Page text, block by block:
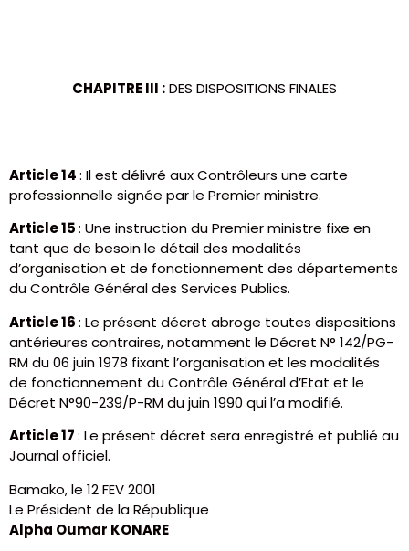
CHAPITRE III :DES DISPOSITIONS FINALES
Article 14: Il est délivré aux Contrôleurs une carte
professionnelle signée par le Premier ministre.
Article 15: Une instruction du Premier ministre fixe en
tant que de besoin le détail des modalités
d’organisation et de fonctionnement des départements
du Contrôle Général des Services Publics.
Article 16: Le présent décret abroge toutes dispositions
antérieures contraires, notamment le Décret N° 142/PG-
RM du 06 juin 1978 fixant l’organisation et les modalités
de fonctionnement du Contrôle Général d’Etat et le
Décret N°90-239/P-RM du juin 1990 qui l’a modifié.
Article 17: Le présent décret sera enregistré et publié au
Journal officiel.
Bamako, le 12 FEV 2001
Le Président de la République
Alpha Oumar KONARE